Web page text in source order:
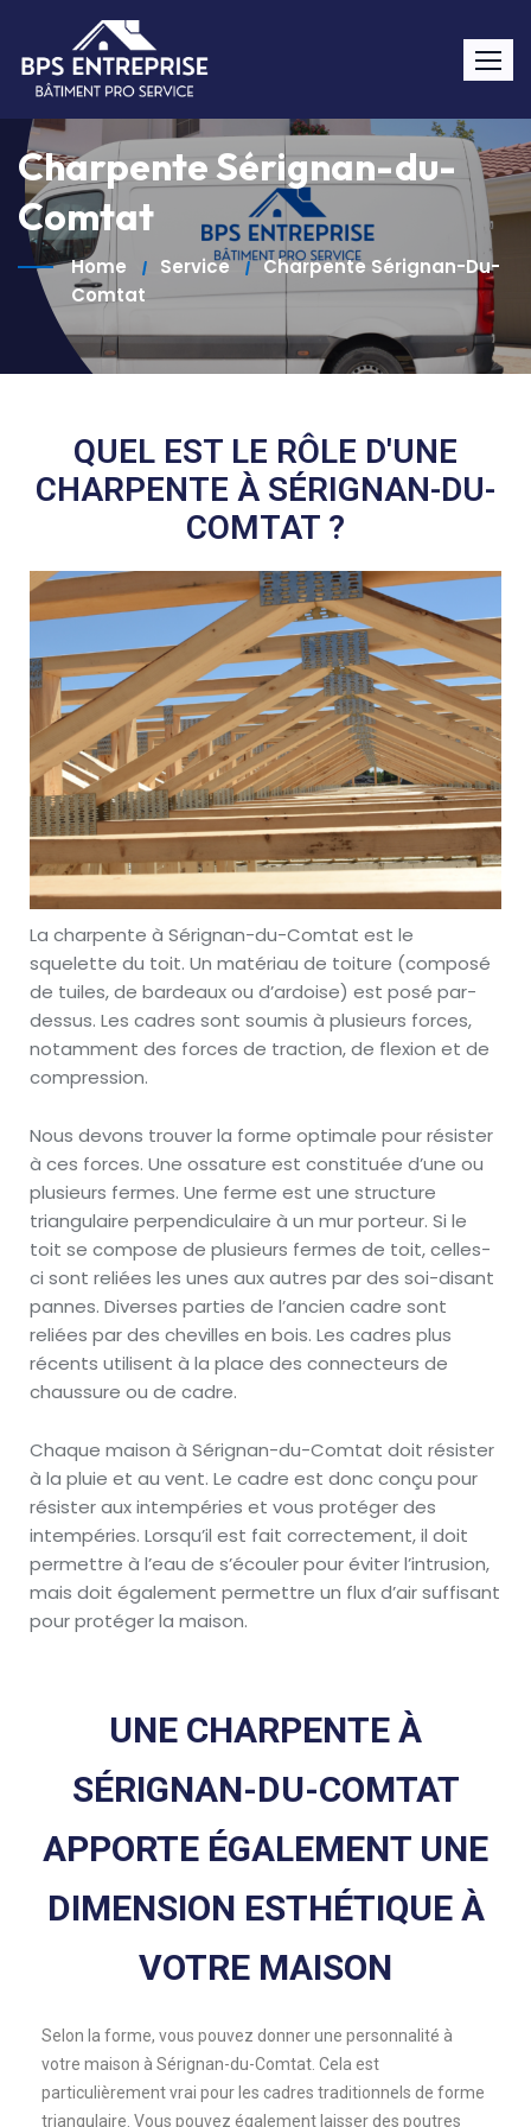
Charpente Sérignan-du-
Comtat
Home Service
Charpente Sérignan-Du-
Comtat
QUEL EST LE RÔLE D'UNE
CHARPENTE À SÉRIGNAN-DU-
COMTAT ?
La charpente à Sérignan-du-Comtat est le
squelette du toit. Un matériau de toiture (composé
de tuiles, de bardeaux ou d’ardoise) est posé par-
dessus. Les cadres sont soumis à plusieurs forces,
notamment des forces de traction, de flexion et de
compression.
Nous devons trouver la forme optimale pour résister
à ces forces. Une ossature est constituée d’une ou
plusieurs fermes. Une ferme est une structure
triangulaire perpendiculaire à un mur porteur. Si le
toit se compose de plusieurs fermes de toit, celles-
ci sont reliées les unes aux autres par des soi-disant
pannes. Diverses parties de l’ancien cadre sont
reliées par des chevilles en bois. Les cadres plus
récents utilisent à la place des connecteurs de
chaussure ou de cadre.
Chaque maison à Sérignan-du-Comtat doit résister
à la pluie et au vent. Le cadre est donc conçu pour
résister aux intempéries et vous protéger des
intempéries. Lorsqu’il est fait correctement, il doit
permettre à l’eau de s’écouler pour éviter l’intrusion,
mais doit également permettre un flux d’air suffisant
pour protéger la maison.
UNE CHARPENTE À
SÉRIGNAN-DU-COMTAT
APPORTE ÉGALEMENT UNE
DIMENSION ESTHÉTIQUE À
VOTRE MAISON
Selon la forme, vous pouvez donner une personnalité à
votre maison à Sérignan-du-Comtat. Cela est
particulièrement vrai pour les cadres traditionnels de forme
triangulaire. Vous pouvez également laisser des poutres